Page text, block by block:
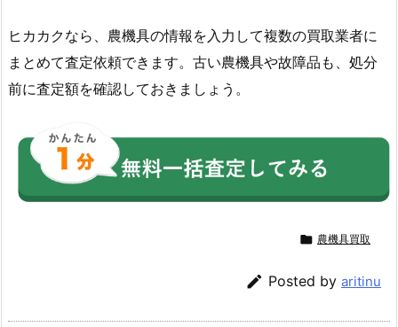
ヒカカクなら、農機具の情報を入力して複数の買取業者に
まとめて査定依頼できます。古い農機具や故障品も、処分
前に査定額を確認しておきましょう。
 農機具買取
 Posted by aritinu